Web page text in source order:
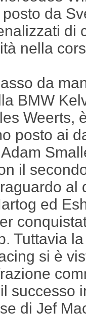
da
di
nella
da
BMW
Weerts,
posto ai
il
al
ed
Tuttavia
si è
successo
di Jef